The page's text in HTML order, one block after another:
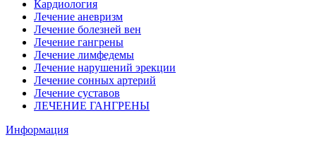
Кардиология
Лечение аневризм
Лечение болезней вен
Лечение гангрены
Лечение лимфедемы
Лечение нарушений эрекции
Лечение сонных артерий
Лечение суставов
ЛЕЧЕНИЕ ГАНГРЕНЫ
Информация